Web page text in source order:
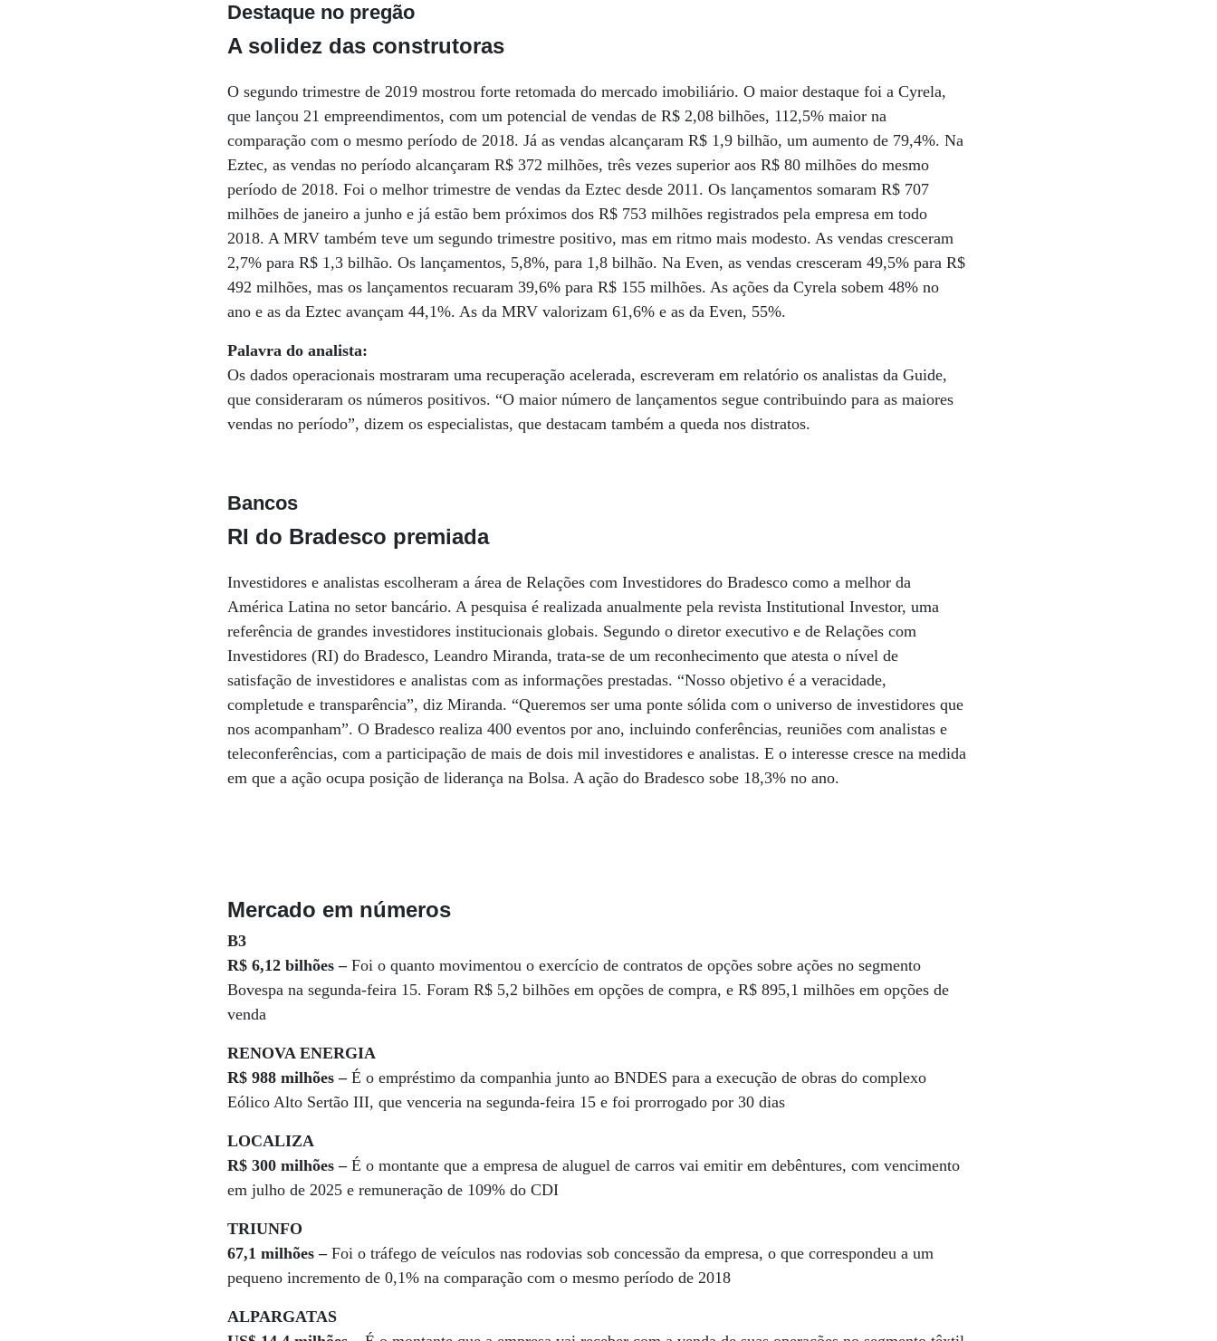
Destaque no pregão
A solidez das construtoras
O segundo trimestre de 2019 mostrou forte retomada do mercado imobiliário. O maior destaque foi a Cyrela,
que lançou 21 empreendimentos, com um potencial de vendas de R$ 2,08 bilhões, 112,5% maior na
comparação com o mesmo período de 2018. Já as vendas alcançaram R$ 1,9 bilhão, um aumento de 79,4%. Na
Eztec, as vendas no período alcançaram R$ 372 milhões, três vezes superior aos R$ 80 milhões do mesmo
período de 2018. Foi o melhor trimestre de vendas da Eztec desde 2011. Os lançamentos somaram R$ 707
milhões de janeiro a junho e já estão bem próximos dos R$ 753 milhões registrados pela empresa em todo
2018. A MRV também teve um segundo trimestre positivo, mas em ritmo mais modesto. As vendas cresceram
2,7% para R$ 1,3 bilhão. Os lançamentos, 5,8%, para 1,8 bilhão. Na Even, as vendas cresceram 49,5% para R$
492 milhões, mas os lançamentos recuaram 39,6% para R$ 155 milhões. As ações da Cyrela sobem 48% no
ano e as da Eztec avançam 44,1%. As da MRV valorizam 61,6% e as da Even, 55%.
Palavra do analista:
Os dados operacionais mostraram uma recuperação acelerada, escreveram em relatório os analistas da Guide,
que consideraram os números positivos. “O maior número de lançamentos segue contribuindo para as maiores
vendas no período”, dizem os especialistas, que destacam também a queda nos distratos.
Bancos
RI do Bradesco premiada
Investidores e analistas escolheram a área de Relações com Investidores do Bradesco como a melhor da
América Latina no setor bancário. A pesquisa é realizada anualmente pela revista Institutional Investor, uma
referência de grandes investidores institucionais globais. Segundo o diretor executivo e de Relações com
Investidores (RI) do Bradesco, Leandro Miranda, trata-se de um reconhecimento que atesta o nível de
satisfação de investidores e analistas com as informações prestadas. “Nosso objetivo é a veracidade,
completude e transparência”, diz Miranda. “Queremos ser uma ponte sólida com o universo de investidores que
nos acompanham”. O Bradesco realiza 400 eventos por ano, incluindo conferências, reuniões com analistas e
teleconferências, com a participação de mais de dois mil investidores e analistas. E o interesse cresce na medida
em que a ação ocupa posição de liderança na Bolsa. A ação do Bradesco sobe 18,3% no ano.
Mercado em números
B3
R$ 6,12 bilhões –Foi o quanto movimentou o exercício de contratos de opções sobre ações no segmento
Bovespa na segunda-feira 15. Foram R$ 5,2 bilhões em opções de compra, e R$ 895,1 milhões em opções de
venda
RENOVA ENERGIA
R$ 988 milhões –É o empréstimo da companhia junto ao BNDES para a execução de obras do complexo
Eólico Alto Sertão III, que venceria na segunda-feira 15 e foi prorrogado por 30 dias
LOCALIZA
R$ 300 milhões –É o montante que a empresa de aluguel de carros vai emitir em debêntures, com vencimento
em julho de 2025 e remuneração de 109% do CDI
TRIUNFO
67,1 milhões –Foi o tráfego de veículos nas rodovias sob concessão da empresa, o que correspondeu a um
pequeno incremento de 0,1% na comparação com o mesmo período de 2018
ALPARGATAS